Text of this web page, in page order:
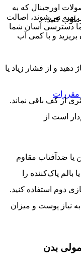
کنید.
و با کمی آب
و از فشار زیاد یا
از کف باقی نماند.
است از
یا ضدآفتاب مقاوم
پاک‌کننده را
دوم استفاده کنید.
به نیاز پوست و میزان
بدن
اورجینال که به
تهیه می‌شوند، اصالت
دسترسی آسان شما
مقررات